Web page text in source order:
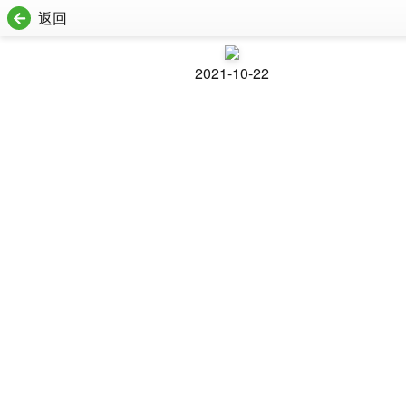
返回
2021-10-22